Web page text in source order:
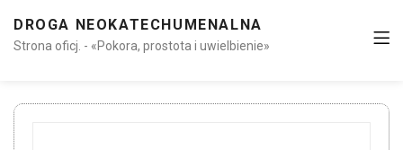
DROGA NEOKATECHUMENALNA
Strona oficj. - «Pokora, prostota i uwielbienie»